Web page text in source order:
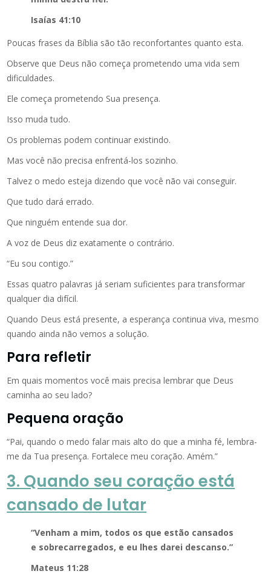
Isaías 41:10
Poucas frases da Bíblia são tão reconfortantes quanto esta.
Observe que Deus não começa prometendo uma vida sem
dificuldades.
Ele começa prometendo Sua presença.
Isso muda tudo.
Os problemas podem continuar existindo.
Mas você não precisa enfrentá-los sozinho.
Talvez o medo esteja dizendo que você não vai conseguir.
Que tudo dará errado.
Que ninguém entende sua dor.
A voz de Deus diz exatamente o contrário.
“Eu sou contigo.”
Essas quatro palavras já seriam suficientes para transformar
qualquer dia difícil.
Quando Deus está presente, a esperança continua viva, mesmo
quando ainda não vemos a solução.
Para refletir
Em quais momentos você mais precisa lembrar que Deus
caminha ao seu lado?
Pequena oração
“Pai, quando o medo falar mais alto do que a minha fé, lembra-
me da Tua presença. Fortalece meu coração. Amém.”
3. Quando seu coração está
cansado de lutar
“Venham a mim, todos os que estão cansados
e sobrecarregados, e eu lhes darei descanso.”
Mateus 11:28